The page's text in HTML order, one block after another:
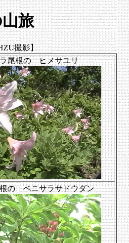
旅
撮影】
尾根の ヒメサユリ
の ベニサラサドウダン